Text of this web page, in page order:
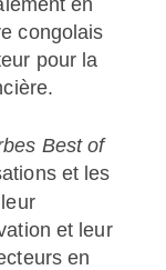
congolais
pour la
Best of
et les
et leur
en